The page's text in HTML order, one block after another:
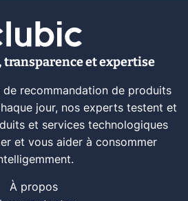
et expertise
de recommandation de produits
jour, nos experts testent et
et services technologiques
et vous aider à consommer
À propos